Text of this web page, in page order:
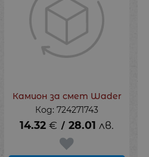
Камион за смет Wader
Код: 724271743
14.32 € / 28.01 лв.